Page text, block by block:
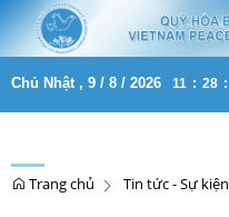
Chủ Nhật , 9 / 8 / 2026 11 : 28 :
Trang chủ Tin tức - Sự kiện